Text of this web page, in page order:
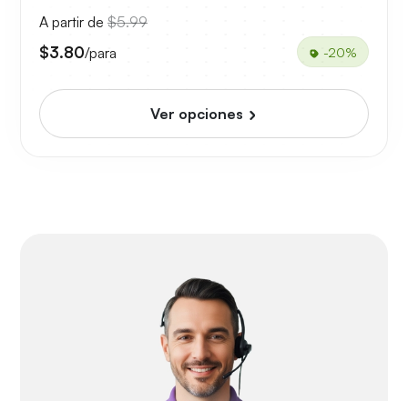
A partir de $5.99
$3.80/para -20%
Ver opciones